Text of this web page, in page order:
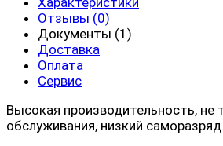
Отзывы (0)
Документы (1)
Доставка
Оплата
Сервис
Высокая производительность, не
обслуживания, низкий саморазряд